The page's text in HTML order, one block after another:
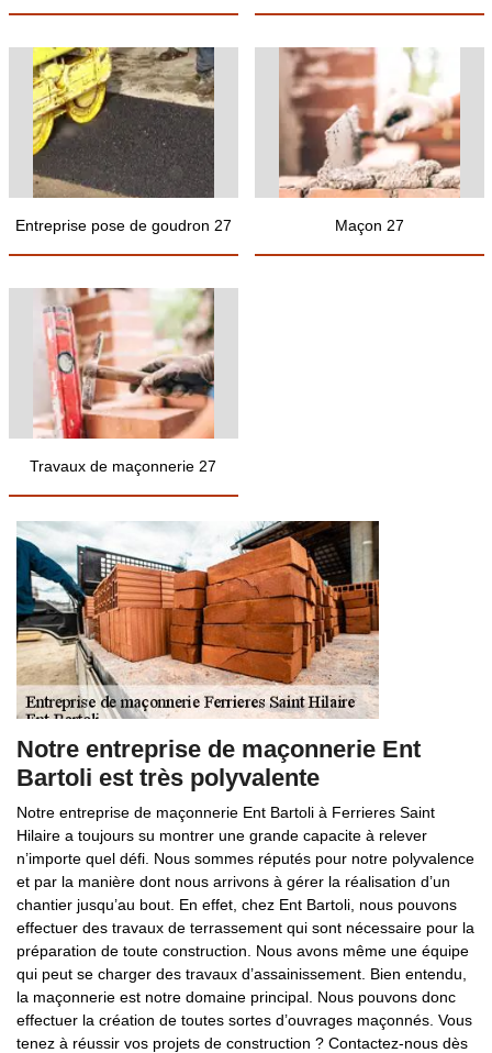
Entreprise pose de goudron 27 Maçon 27
Travaux de maçonnerie 27
Notre entreprise de maçonnerie Ent
Bartoli est très polyvalente
Notre entreprise de maçonnerie Ent Bartoli à Ferrieres Saint
Hilaire a toujours su montrer une grande capacite à relever
n’importe quel défi. Nous sommes réputés pour notre polyvalence
et par la manière dont nous arrivons à gérer la réalisation d’un
chantier jusqu’au bout. En effet, chez Ent Bartoli, nous pouvons
effectuer des travaux de terrassement qui sont nécessaire pour la
préparation de toute construction. Nous avons même une équipe
qui peut se charger des travaux d’assainissement. Bien entendu,
la maçonnerie est notre domaine principal. Nous pouvons donc
effectuer la création de toutes sortes d’ouvrages maçonnés. Vous
tenez à réussir vos projets de construction ? Contactez-nous dès